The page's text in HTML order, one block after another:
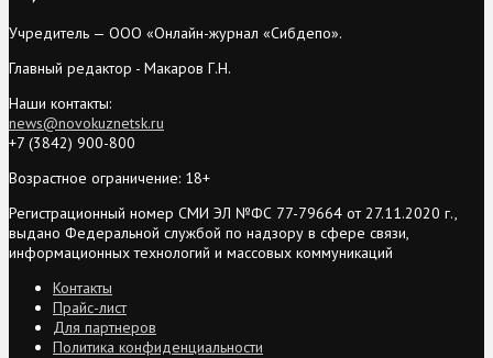
Учредитель — ООО «Онлайн-журнал «Сибдепо».
Главный редактор - Макаров Г.Н.
Наши контакты:
news@novokuznetsk.ru
+7 (3842) 900-800
Возрастное ограничение: 18+
Регистрационный номер СМИ ЭЛ №ФС 77-79664 от 27.11.2020 г.,
выдано Федеральной службой по надзору в сфере связи,
информационных технологий и массовых коммуникаций
Контакты
Прайс-лист
Для партнеров
Политика конфиденциальности